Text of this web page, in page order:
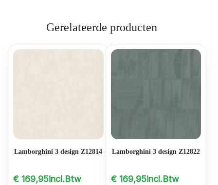
Gerelateerde producten
Lamborghini 3 design Z12814
€ 169,95incl.Btw
Lamborghini 3 design Z12822
€169,95incl.Btw